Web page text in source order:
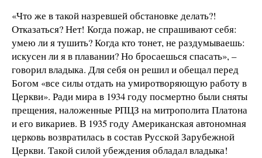
«Что же в такой назревшей обстановке делать?!
Отказаться? Нет! Когда пожар, не спрашивают себя:
умею ли я тушить? Когда кто тонет, не раздумываешь:
искусен ли я в плавании? Но бросаешься спасать», –
говорил владыка. Для себя он решил и обещал перед
Богом «все силы отдать на умиротворяющую работу в
Церкви». Ради мира в 1934 году посмертно были сняты
прещения, наложенные РПЦЗ на митрополита Платона
и его викариев. В 1935 году Американская автономная
церковь возвратилась в состав Русской Зарубежной
Церкви. Такой силой убеждения обладал владыка!